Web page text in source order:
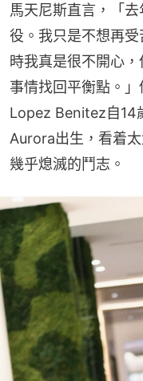
馬天尼斯直言，「
役。我只是不想再
時我真是很不開心
事情找回平衡點。
Lopez Benitez自14
Aurora出生，看着
幾乎熄滅的鬥志。